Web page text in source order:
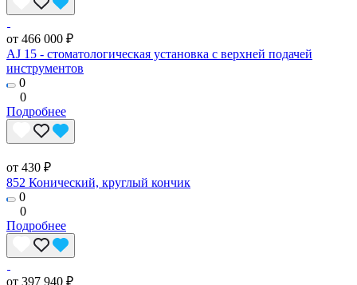
от 466 000 ₽
AJ 15 - стоматологическая установка с верхней подачей
инструментов
0
0
Подробнее
от 430 ₽
852 Конический, круглый кончик
0
0
Подробнее
от 397 940 ₽